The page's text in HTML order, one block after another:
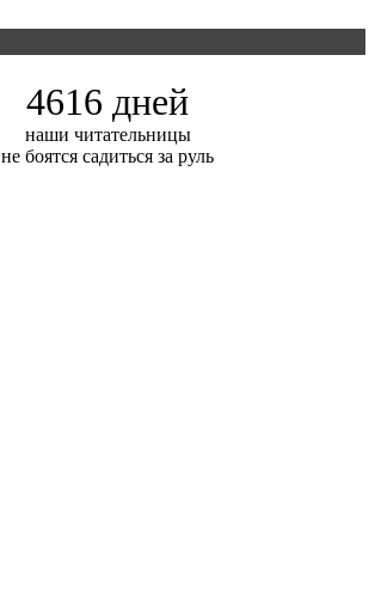
4616 дней
наши читательницы
не боятся садиться за руль